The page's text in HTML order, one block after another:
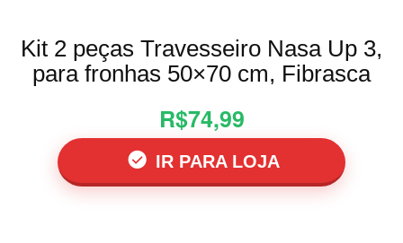
Kit 2 peças Travesseiro Nasa Up 3,
para fronhas 50×70 cm, Fibrasca
R$74,99
IR PARA LOJA